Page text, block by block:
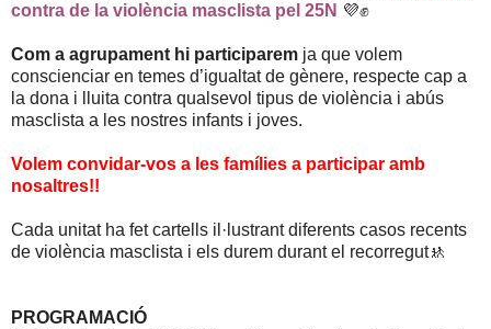
contra de la violència masclista pel 25N 💜✊️
Com a agrupament hi participarem ja que volem
conscienciar en temes d’igualtat de gènere, respecte cap a
la dona i lluita contra qualsevol tipus de violència i abús
masclista a les nostres infants i joves.
Volem convidar-vos a les famílies a participar amb
nosaltres!!
Cada unitat ha fet cartells il·lustrant diferents casos recents
de violència masclista i els durem durant el recorregut🚸
PROGRAMACIÓ